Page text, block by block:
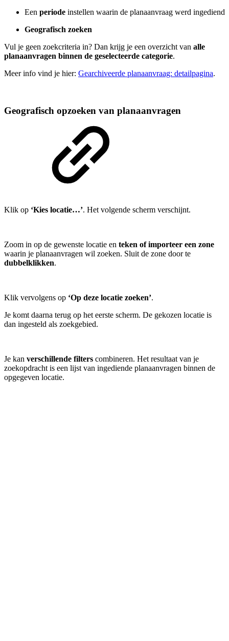
Een periode instellen waarin de planaanvraag werd ingediend
Geografisch zoeken
Vul je geen zoekcriteria in? Dan krijg je een overzicht van alle
planaanvragen binnen de geselecteerde categorie.
Meer info vind je hier: Gearchiveerde planaanvraag: detailpagina.
Geografisch opzoeken van planaanvragen
Klik op ‘Kies locatie…’. Het volgende scherm verschijnt.
Zoom in op de gewenste locatie en teken of importeer een zone
waarin je planaanvragen wil zoeken. Sluit de zone door te
dubbelklikken.
Klik vervolgens op ‘Op deze locatie zoeken’.
Je komt daarna terug op het eerste scherm. De gekozen locatie is
dan ingesteld als zoekgebied.
Je kan verschillende filters combineren. Het resultaat van je
zoekopdracht is een lijst van ingediende planaanvragen binnen de
opgegeven locatie.